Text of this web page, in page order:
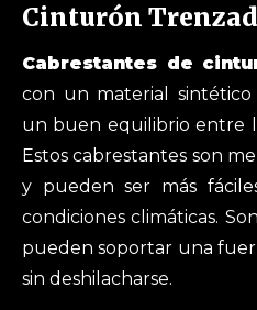
Cinturón
Cabrestantes de
con un material
un buen equilibrio entre
Estos cabrestantes son
y pueden ser más
condiciones climáticas.
pueden soportar una
sin deshilacharse.